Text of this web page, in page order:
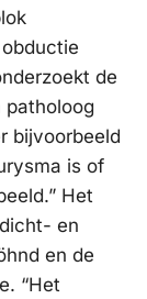
de
patholoog
bijvoorbeeld
is of
Het
en
en de
“Het